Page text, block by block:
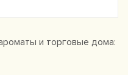
и торговые дома: